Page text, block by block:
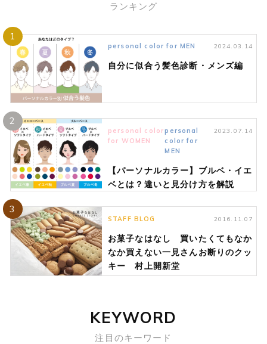
ランキング
1
personal color for MEN 2024.03.14
自分に似合う髪色診断・メンズ編
2
personal color
for WOMEN
personal
color for
MEN
2023.07.14
【パーソナルカラー】ブルベ・イエ
ベとは？違いと見分け方を解説
3
STAFF BLOG 2016.11.07
お菓子なはなし 買いたくてもなか
なか買えない一見さんお断りのクッ
キー 村上開新堂
KEYWORD
注目のキーワード